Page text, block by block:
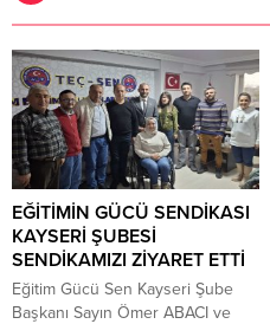
EĞİTİMİN GÜCÜ SENDİKASI
KAYSERİ ŞUBESİ
SENDİKAMIZI ZİYARET ETTİ
Eğitim Gücü Sen Kayseri Şube
Başkanı Sayın Ömer ABACI ve